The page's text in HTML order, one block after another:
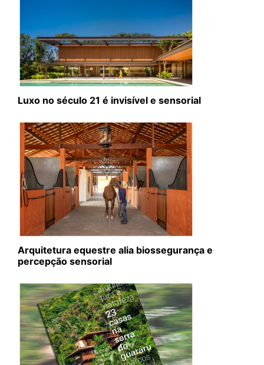
Luxo no século 21 é invisível e sensorial
Arquitetura equestre alia biossegurança e
percepção sensorial